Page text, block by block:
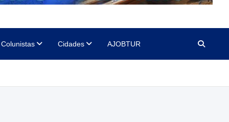
Colunistas Cidades AJOBTUR